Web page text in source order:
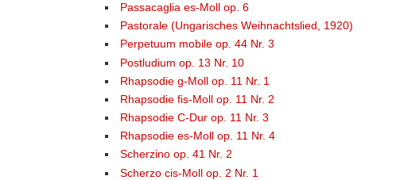
Passacaglia es-Moll op. 6
Pastorale (Ungarisches Weihnachtslied, 1920)
Perpetuum mobile op. 44 Nr. 3
Postludium op. 13 Nr. 10
Rhapsodie g-Moll op. 11 Nr. 1
Rhapsodie fis-Moll op. 11 Nr. 2
Rhapsodie C-Dur op. 11 Nr. 3
Rhapsodie es-Moll op. 11 Nr. 4
Scherzino op. 41 Nr. 2
Scherzo cis-Moll op. 2 Nr. 1